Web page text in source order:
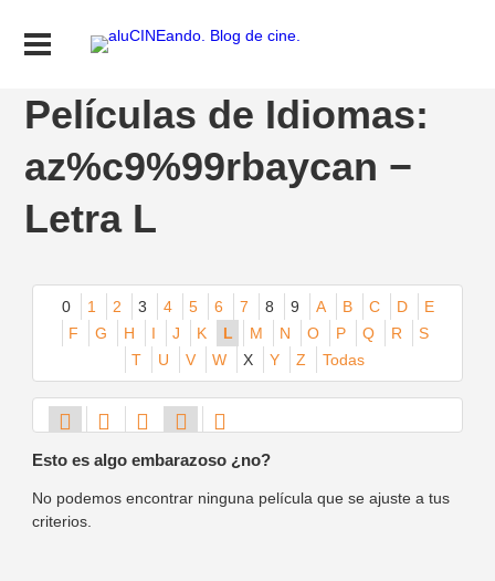
Películas de Idiomas:
az%c9%99rbaycan −
Letra L
0 1 2 3 4 5 6 7 8 9 A B C D
E
F
G H I J K L M N O P Q R
S
T
U V W X Y Z Todas
Esto es algo embarazoso ¿no?
No podemos encontrar ninguna película que se ajuste a tus
criterios.